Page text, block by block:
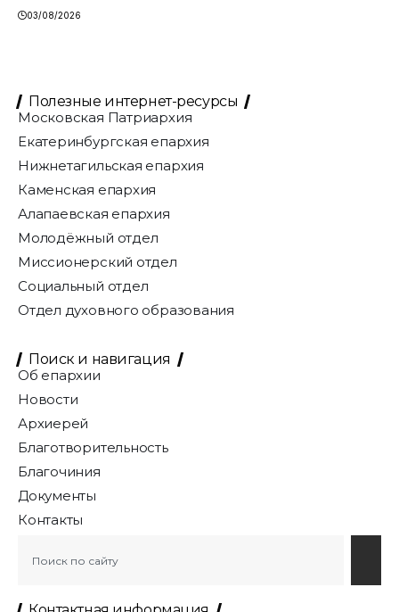
03/08/2026
Полезные интернет-ресурсы
Московская Патриархия
Екатеринбургская епархия
Нижнетагильская епархия
Каменская епархия
Алапаевская епархия
Молодёжный отдел
Миссионерский отдел
Социальный отдел
Отдел духовного образования
Поиск и навигация
Об епархии
Новости
Архиерей
Благотворительность
Благочиния
Документы
Контакты